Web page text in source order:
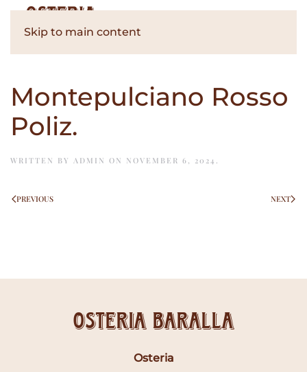
Skip to main content
Montepulciano Rosso
Poliz.
WRITTEN BY ADMIN ON NOVEMBER 6, 2024 .
PREVIOUS NEXT
Osteria Baralla
Osteria